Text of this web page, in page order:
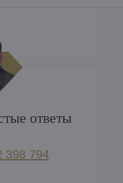
ответы
398 794​